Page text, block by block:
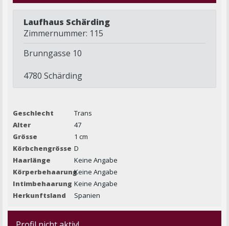
Laufhaus Schärding
Zimmernummer: 115
Brunngasse 10
4780 Schärding
Geschlecht
Trans
Alter
47
Grösse
1 cm
Körbchengrösse D
Haarlänge
Keine Angabe
KörperbehaarungKeine Angabe
Intimbehaarung Keine Angabe
Herkunftsland
Spanien